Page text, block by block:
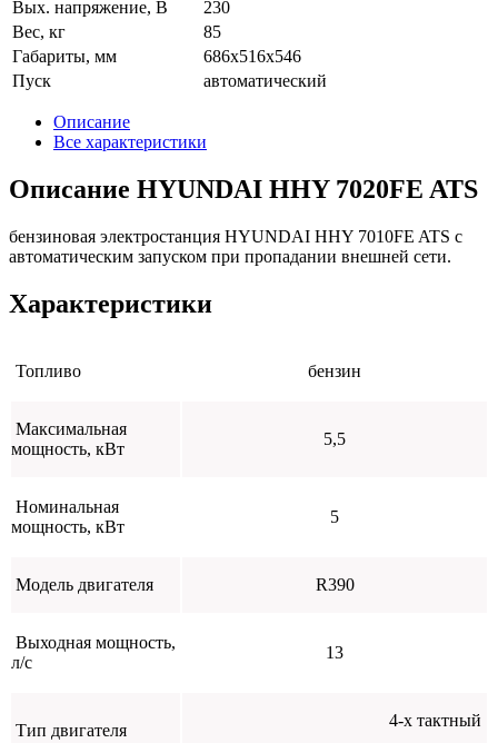
Вых. напряжение, В
230
Вес, кг
85
Габариты, мм
686x516x546
Пуск
автоматический
Описание
Все характеристики
Описание HYUNDAI HHY 7020FE ATS
бензиновая электростанция HYUNDAI HHY 7010FE ATS с
автоматическим запуском при пропадании внешней сети.
Характеристики
Топливо бензин
Максимальная
мощность, кВт
5,5
Номинальная
мощность, кВт
5
Модель двигателя R390
Выходная мощность,
л/с
13
Тип двигателя
4-х тактный